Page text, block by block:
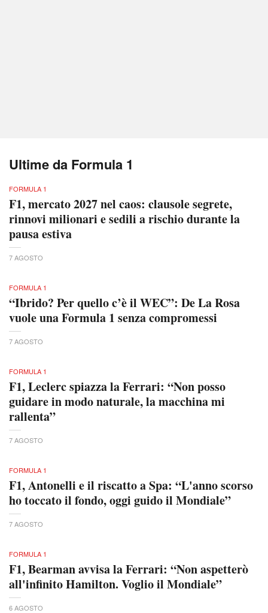
Ultime da Formula 1
FORMULA 1
F1, mercato 2027 nel caos: clausole segrete,
rinnovi milionari e sedili a rischio durante la
pausa estiva
7 AGOSTO
FORMULA 1
“Ibrido? Per quello c’è il WEC”: De La Rosa
vuole una Formula 1 senza compromessi
7 AGOSTO
FORMULA 1
F1, Leclerc spiazza la Ferrari: “Non posso
guidare in modo naturale, la macchina mi
rallenta”
7 AGOSTO
FORMULA 1
F1, Antonelli e il riscatto a Spa: “L'anno scorso
ho toccato il fondo, oggi guido il Mondiale”
7 AGOSTO
FORMULA 1
F1, Bearman avvisa la Ferrari: “Non aspetterò
all'infinito Hamilton. Voglio il Mondiale”
6 AGOSTO